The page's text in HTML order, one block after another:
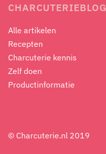
CHARCUTERIEBLOG
Alle artikelen
Recepten
Charcuterie kennis
Zelf doen
Productinformatie
© Charcuterie.nl 2019